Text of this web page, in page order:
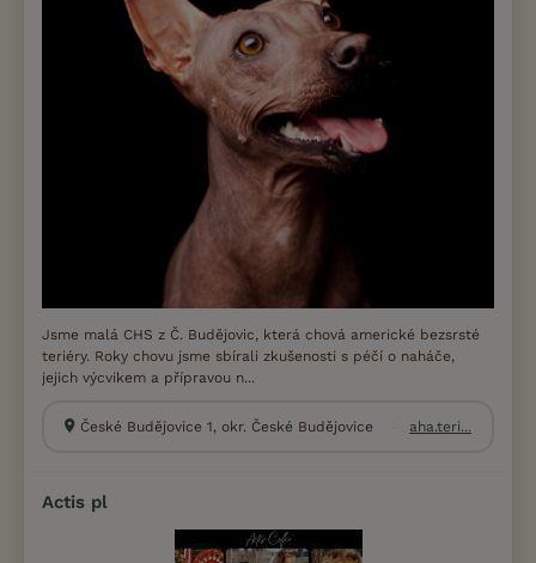
Jsme malá CHS z Č. Budějovic, která chová americké bezsrsté
teriéry. Roky chovu jsme sbírali zkušenosti s péčí o naháče,
jejich výcvikem a přípravou n...
České Budějovice 1, okr. České Budějovice aha.teri...
Actis pl